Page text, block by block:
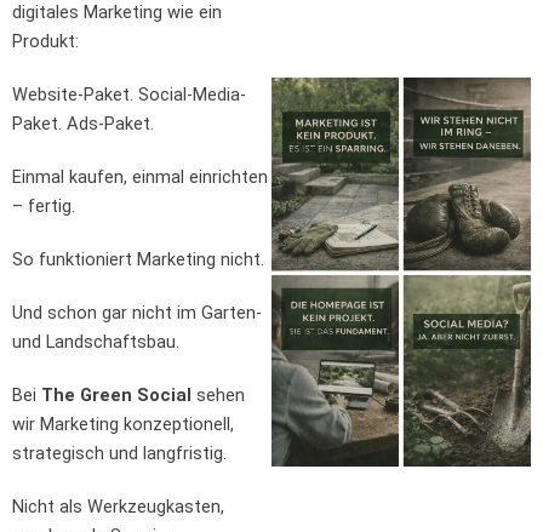
digitales Marketing wie ein
Produkt:
Website-Paket. Social-Media-
Paket. Ads-Paket.
Einmal kaufen, einmal einrichten
– fertig.
So funktioniert Marketing nicht.
Und schon gar nicht im Garten-
und Landschaftsbau.
Bei The Green Social sehen
wir Marketing konzeptionell,
strategisch und langfristig.
Nicht als Werkzeugkasten,